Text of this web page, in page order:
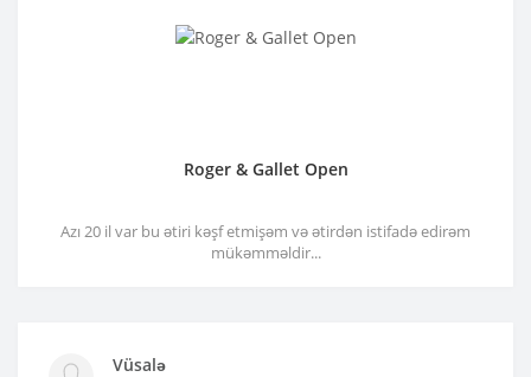
Roger & Gallet Open
Azı 20 il var bu ətiri kəşf etmişəm və ətirdən istifadə edirəm
mükəmməldir...
Vüsalə